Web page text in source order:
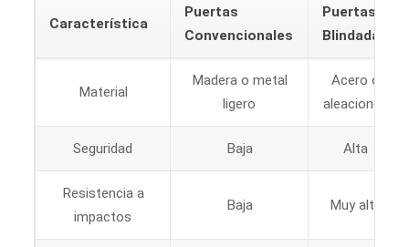
Característica
Puertas
Convencionales
Puertas
Blindadas
Material
Madera o metal
ligero
Acero o
aleaciones
Seguridad Baja Alta
Resistencia a
impactos
Baja Muy alta